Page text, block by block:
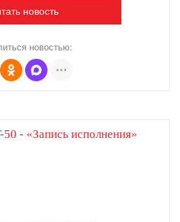
новость
новостью:
- «Запись исполнения»